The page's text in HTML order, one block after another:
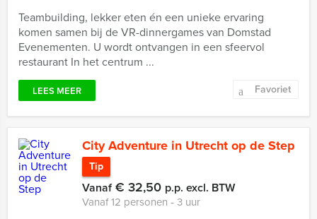
Teambuilding, lekker eten én een unieke ervaring
komen samen bij de VR-dinnergames van Domstad
Evenementen. U wordt ontvangen in een sfeervol
restaurant In het centrum ...
LEES MEER Favoriet
City Adventure in Utrecht op de Step
Tip
Vanaf€ 32,50 p.p. excl. BTW
Vanaf 12 personen ‐ 3 uur